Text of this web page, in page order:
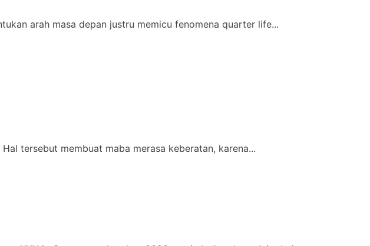
arah masa depan justru memicu fenomena quarter life...
tersebut membuat maba merasa keberatan, karena...